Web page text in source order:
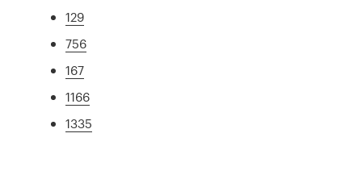
129
756
167
1166
1335